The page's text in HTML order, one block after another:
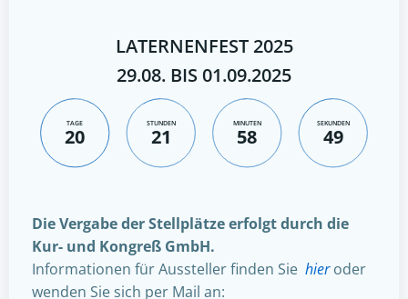
LATERNENFEST 2025
29.08. BIS 01.09.2025
TAGE
20
STUNDEN
21
MINUTEN
58
SEKUNDEN
48
Die Vergabe der Stellplätze erfolgt durch die
Kur- und Kongreß GmbH.
Informationen für Aussteller finden Sie hieroder
wenden Sie sich per Mail an: